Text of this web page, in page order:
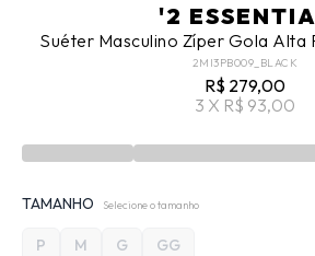
'2
Suéter Masculino Zíper Gola Alta
2MI3PB009_BLACK
R$ 279,00
3 X R$ 93,00
TAMANHO Selecione o tamanho
P M G GG